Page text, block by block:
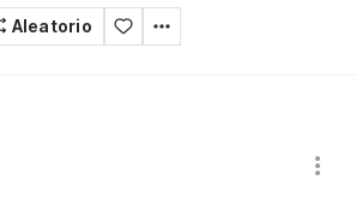
Aleatorio